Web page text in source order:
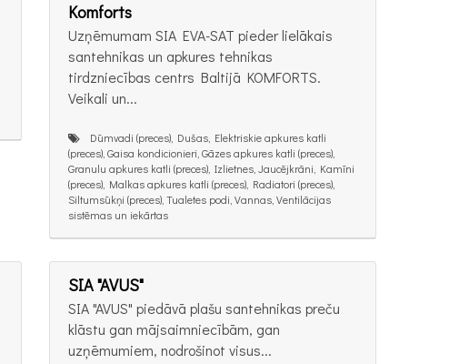
Komforts
Uzņēmumam SIA EVA-SAT pieder lielākais
santehnikas un apkures tehnikas
tirdzniecības centrs Baltijā KOMFORTS.
Veikali un...
Dūmvadi (preces), Dušas, Elektriskie apkures katli
(preces), Gaisa kondicionieri, Gāzes apkures katli (preces),
Granulu apkures katli (preces), Izlietnes, Jaucējkrāni, Kamīni
(preces), Malkas apkures katli (preces), Radiatori (preces),
Siltumsūkņi (preces), Tualetes podi, Vannas, Ventilācijas
sistēmas un iekārtas
SIA "AVUS"
SIA "AVUS" piedāvā plašu santehnikas preču
klāstu gan mājsaimniecībām, gan
uzņēmumiem, nodrošinot visus...